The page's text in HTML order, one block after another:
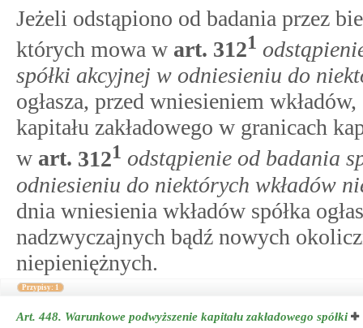
Jeżeli odstąpiono od badania przez
których mowa w art. 3121
spółki akcyjnej w odniesieniu do
ogłasza, przed wniesieniem
kapitału zakładowego w granicach
w art. 3121 odstąpienie od badania
odniesieniu do niektórych wkładów
dnia wniesienia wkładów spółka
nadzwyczajnych bądź nowych
niepieniężnych.
Przypisy: 1
Art. 448. Warunkowe podwyższenie kapitału zakładowego spółki